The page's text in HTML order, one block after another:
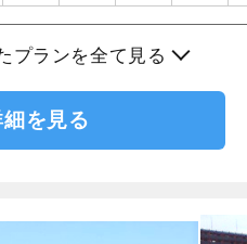
プランを全て見る
を見る